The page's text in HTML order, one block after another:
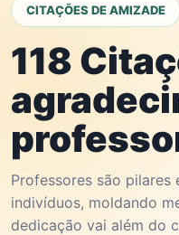
CITAÇÕES DE AMIZADE
118
Professores são pilares
indivíduos, moldando
dedicação vai além do